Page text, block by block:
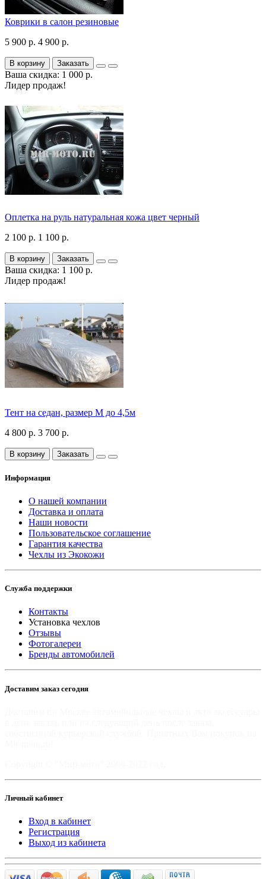
Коврики в салон резиновые
5 900 р. 4 900 р.
В корзину Заказать
Ваша скидка: 1 000 р.
Лидер продаж!
Оплетка на руль натуральная кожа цвет черный
2 100 р. 1 100 р.
В корзину Заказать
Ваша скидка: 1 100 р.
Лидер продаж!
Тент на седан, размер М до 4,5м
4 800 р. 3 700 р.
В корзину Заказать
Информация
О нашей компании
Доставка и оплата
Наши новости
Пользовательское соглашение
Гарантия качества
Чехлы из Экокожи
Служба поддержки
Контакты
Установка чехлов
Отзывы
Фотогалереи
Бренды автомобилей
Доставим заказ сегодня
Личный кабинет
Вход в кабинет
Регистрация
Выход из кабинета